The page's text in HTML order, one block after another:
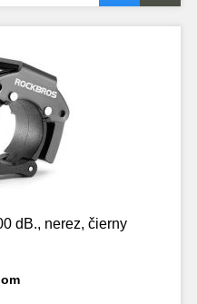
dB., nerez, čierny